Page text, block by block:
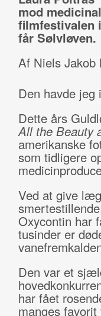
mod
filmfestivalen
får Sølvløven.
Af Niels Jakob
Den havde jeg
Dette års
All the Beauty
amerikanske
som tidligere
Ved at give
Oxycontin har
tusinder er
Den var et
har fået
manges